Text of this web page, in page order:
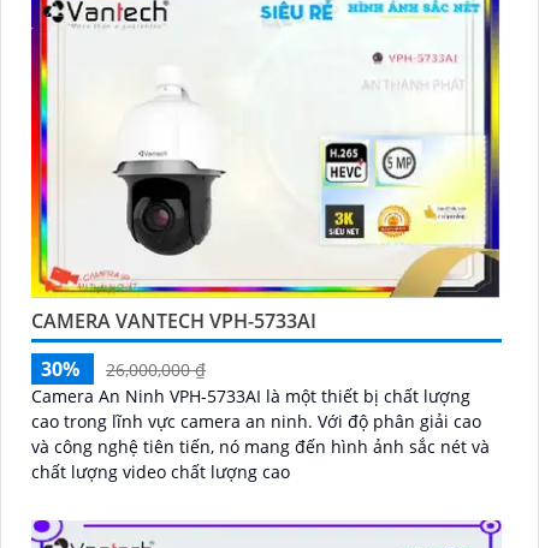
CAMERA VANTECH VPH-5733AI
30%
26,000,000 ₫
Camera An Ninh VPH-5733AI là một thiết bị chất lượng
cao trong lĩnh vực camera an ninh. Với độ phân giải cao
và công nghệ tiên tiến, nó mang đến hình ảnh sắc nét và
chất lượng video chất lượng cao